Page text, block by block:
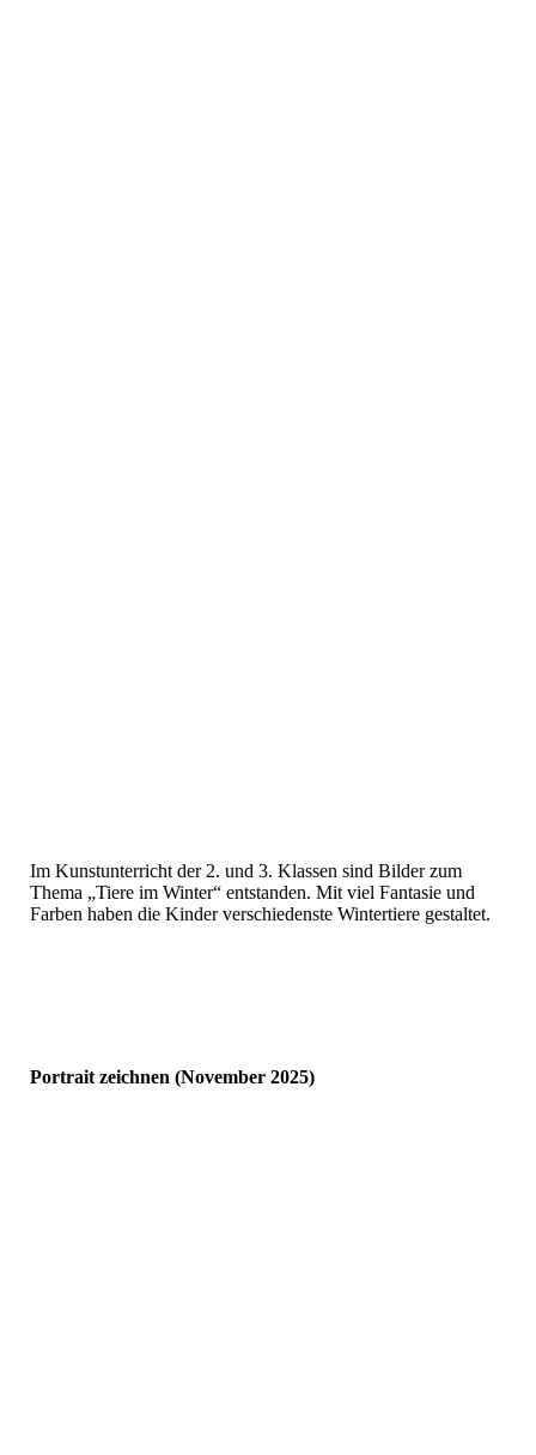
Im Kunstunterricht der 2. und 3. Klassen sind Bilder zum
Thema „Tiere im Winter“ entstanden. Mit viel Fantasie und
Farben haben die Kinder verschiedenste Wintertiere gestaltet.
Portrait zeichnen (November 2025)